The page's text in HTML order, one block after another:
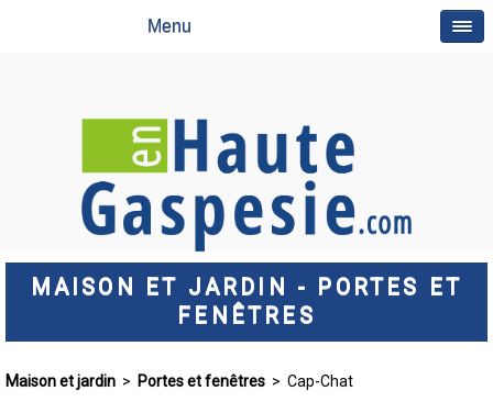
Menu
MAISON ET JARDIN - PORTES ET
FENÊTRES
Maison et jardin > Portes et fenêtres > Cap-Chat